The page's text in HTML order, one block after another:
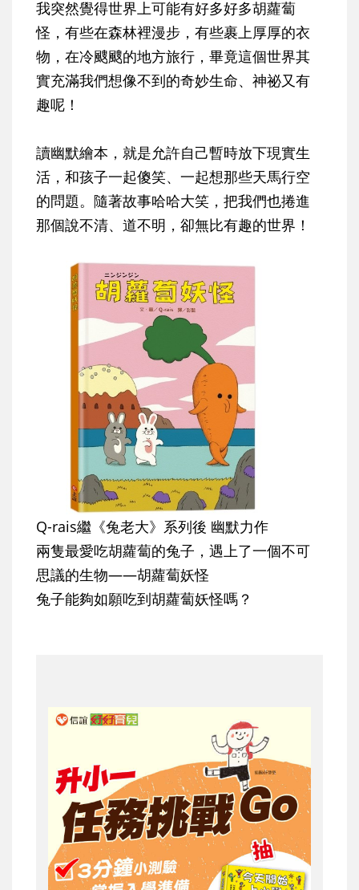
我突然覺得世界上可能有好多好多胡蘿蔔
怪，有些在森林裡漫步，有些裹上厚厚的衣
物，在冷颼颼的地方旅行，畢竟這個世界其
實充滿我們想像不到的奇妙生命、神祕又有
趣呢！
讀幽默繪本，就是允許自己暫時放下現實生
活，和孩子一起傻笑、一起想那些天馬行空
的問題。隨著故事哈哈大笑，把我們也捲進
那個說不清、道不明，卻無比有趣的世界！
Q-rais繼《兔老大》系列後 幽默力作
兩隻最愛吃胡蘿蔔的兔子，遇上了一個不可
思議的生物——胡蘿蔔妖怪
兔子能夠如願吃到胡蘿蔔妖怪嗎？